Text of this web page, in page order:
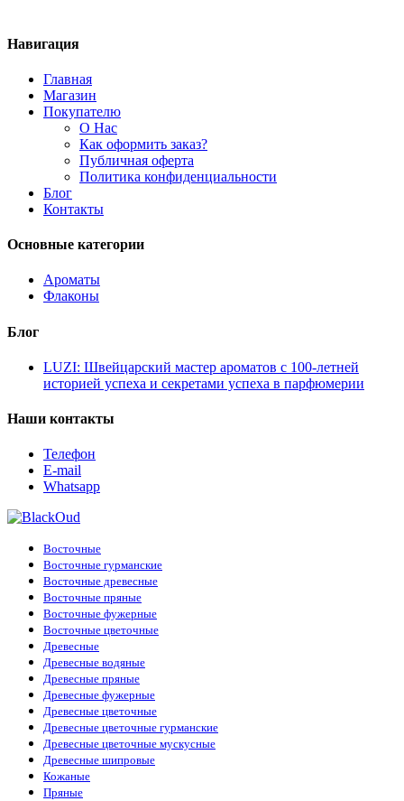
Навигация
Главная
Магазин
Покупателю
О Нас
Как оформить заказ?
Публичная оферта
Политика конфиденциальности
Блог
Контакты
Основные категории
Ароматы
Флаконы
Блог
LUZI: Швейцарский мастер ароматов с 100-летней
историей успеха и секретами успеха в парфюмерии
Наши контакты
Телефон
E-mail
Whatsapp
Восточные
Восточные гурманские
Восточные древесные
Восточные пряные
Восточные фужерные
Восточные цветочные
Древесные
Древесные водяные
Древесные пряные
Древесные фужерные
Древесные цветочные
Древесные цветочные гурманские
Древесные цветочные мускусные
Древесные шипровые
Кожаные
Пряные